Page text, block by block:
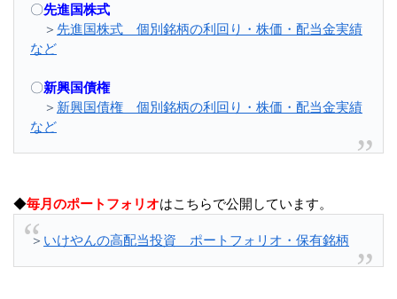
〇先進国株式
＞ 先進国株式 個別銘柄の利回り・株価・配当金実績
など
〇新興国債権
＞ 新興国債権 個別銘柄の利回り・株価・配当金実績
など
◆毎月のポートフォリオはこちらで公開しています。
＞ いけやんの高配当投資 ポートフォリオ・保有銘柄